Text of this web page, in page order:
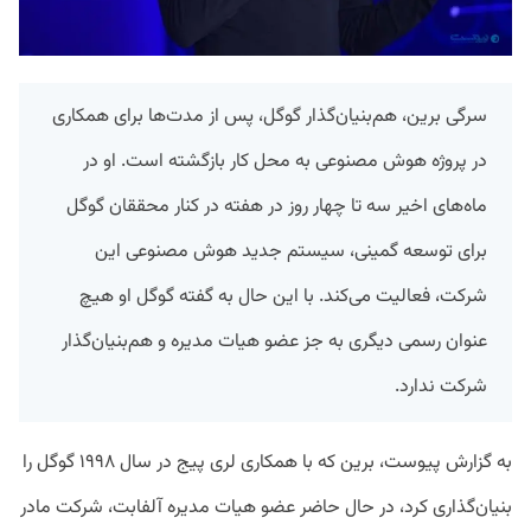
سرگی برین، هم‌بنیان‌گذار گوگل، پس از مدت‌ها برای همکاری
در پروژه هوش مصنوعی به محل کار بازگشته است. او در
ماه‌های اخیر سه تا چهار روز در هفته در کنار محققان گوگل
برای توسعه گمینی، سیستم جدید هوش مصنوعی این
شرکت،‌ فعالیت می‌کند. با این حال به گفته گوگل او هیچ
عنوان رسمی دیگری به جز عضو هیات مدیره و هم‌بنیان‌گذار
شرکت ندارد.
به گزارش پیوست، برین که با همکاری لری پیج در سال ۱۹۹۸ گوگل را
بنیان‌گذاری کرد، در حال حاضر عضو هیات مدیره آلفابت، شرکت مادر